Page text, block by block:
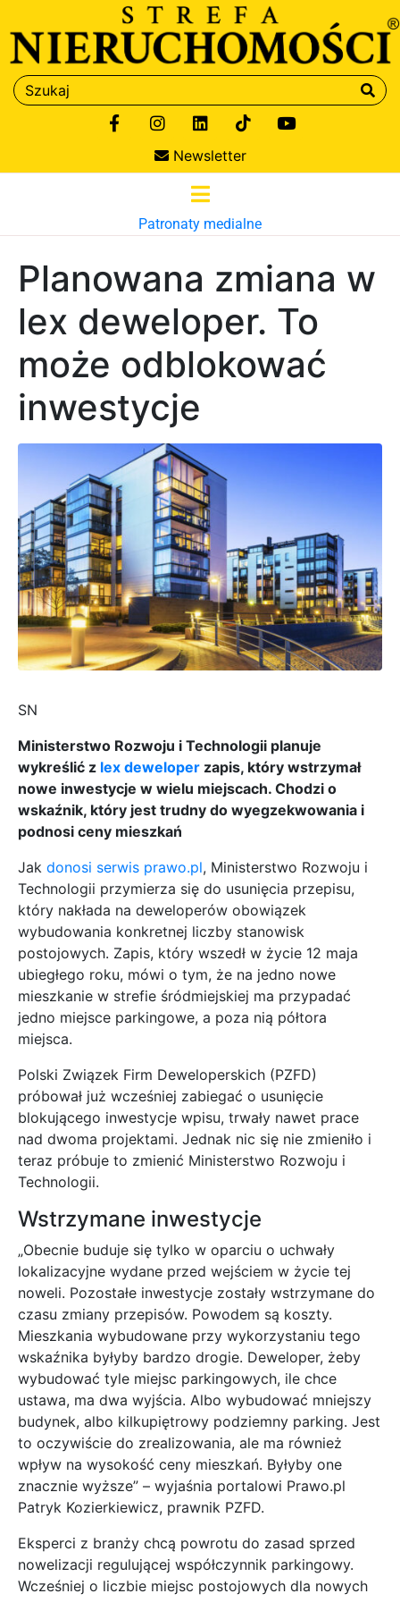
Newsletter
Patronaty medialne
Planowana zmiana w
lex deweloper. To
może odblokować
inwestycje
SN
Ministerstwo Rozwoju i Technologii planuje
wykreślić z lex deweloper zapis, który wstrzymał
nowe inwestycje w wielu miejscach. Chodzi o
wskaźnik, który jest trudny do wyegzekwowania i
podnosi ceny mieszkań
Jak donosi serwis prawo.pl, Ministerstwo Rozwoju i
Technologii przymierza się do usunięcia przepisu,
który nakłada na deweloperów obowiązek
wybudowania konkretnej liczby stanowisk
postojowych. Zapis, który wszedł w życie 12 maja
ubiegłego roku, mówi o tym, że na jedno nowe
mieszkanie w strefie śródmiejskiej ma przypadać
jedno miejsce parkingowe, a poza nią półtora
miejsca.
Polski Związek Firm Deweloperskich (PZFD)
próbował już wcześniej zabiegać o usunięcie
blokującego inwestycje wpisu, trwały nawet prace
nad dwoma projektami. Jednak nic się nie zmieniło i
teraz próbuje to zmienić Ministerstwo Rozwoju i
Technologii.
Wstrzymane inwestycje
„Obecnie buduje się tylko w oparciu o uchwały
lokalizacyjne wydane przed wejściem w życie tej
noweli. Pozostałe inwestycje zostały wstrzymane do
czasu zmiany przepisów. Powodem są koszty.
Mieszkania wybudowane przy wykorzystaniu tego
wskaźnika byłyby bardzo drogie. Deweloper, żeby
wybudować tyle miejsc parkingowych, ile chce
ustawa, ma dwa wyjścia. Albo wybudować mniejszy
budynek, albo kilkupiętrowy podziemny parking. Jest
to oczywiście do zrealizowania, ale ma również
wpływ na wysokość ceny mieszkań. Byłyby one
znacznie wyższe” – wyjaśnia portalowi Prawo.pl
Patryk Kozierkiewicz, prawnik PZFD.
Eksperci z branży chcą powrotu do zasad sprzed
nowelizacji regulującej współczynnik parkingowy.
Wcześniej o liczbie miejsc postojowych dla nowych